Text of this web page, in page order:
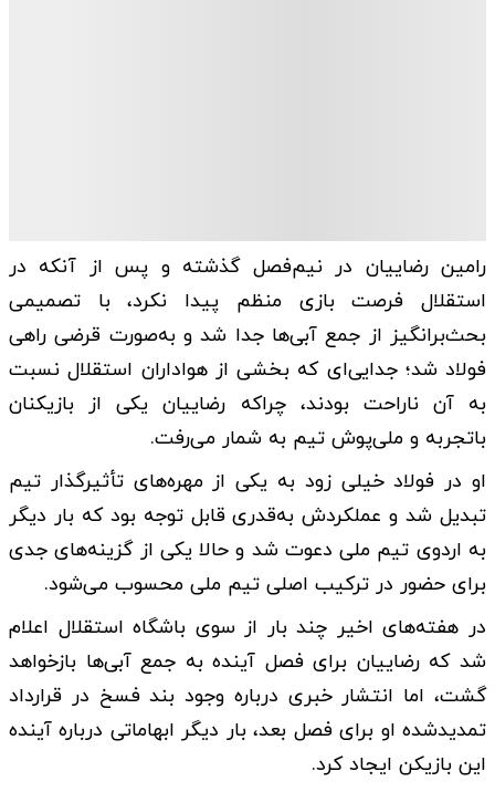
رامین رضاییان در نیم‌فصل گذشته و پس از آنکه در
استقلال فرصت بازی منظم پیدا نکرد، با تصمیمی
بحث‌برانگیز از جمع آبی‌ها جدا شد و به‌صورت قرضی راهی
فولاد شد؛ جدایی‌ای که بخشی از هواداران استقلال نسبت
به آن ناراحت بودند، چراکه رضاییان یکی از بازیکنان
باتجربه و ملی‌پوش تیم به شمار می‌رفت.
او در فولاد خیلی زود به یکی از مهره‌های تأثیرگذار تیم
تبدیل شد و عملکردش به‌قدری قابل توجه بود که بار دیگر
به اردوی تیم ملی دعوت شد و حالا یکی از گزینه‌های جدی
برای حضور در ترکیب اصلی تیم ملی محسوب می‌شود.
در هفته‌های اخیر چند بار از سوی باشگاه استقلال اعلام
شد که رضاییان برای فصل آینده به جمع آبی‌ها بازخواهد
گشت، اما انتشار خبری درباره وجود بند فسخ در قرارداد
تمدیدشده او برای فصل بعد، بار دیگر ابهاماتی درباره آینده
این بازیکن ایجاد کرد.